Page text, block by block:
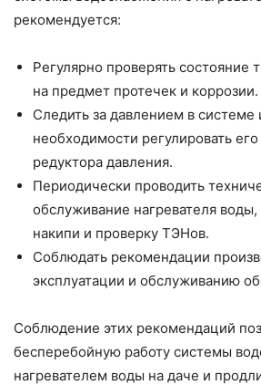
рекомендуется:
Регулярно проверять состояние
на предмет протечек и коррозии.
Следить за давлением в системе
необходимости регулировать
редуктора давления.
Периодически проводить
обслуживание нагревателя
накипи и проверку ТЭНов.
Соблюдать рекомендации
эксплуатации и обслуживанию
Соблюдение этих рекомендаций
бесперебойную работу системы
нагревателем воды на даче и